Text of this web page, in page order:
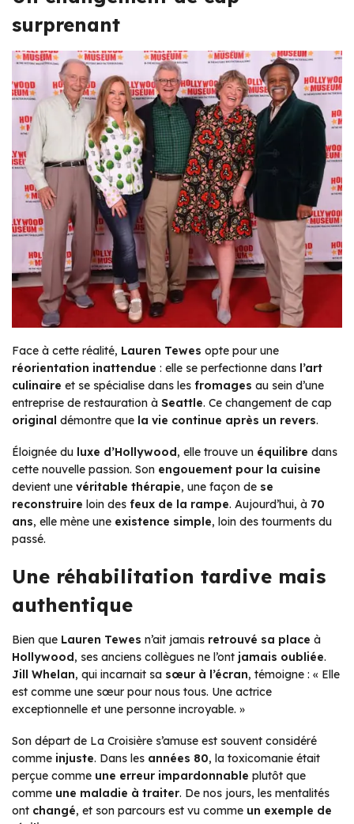
surprenant
Face à cette réalité, Lauren Tewes opte pour une
réorientation inattendue : elle se perfectionne dans l’art
culinaire et se spécialise dans les fromages au sein d’une
entreprise de restauration à Seattle. Ce changement de cap
original démontre que la vie continue après un revers.
Éloignée du luxe d’Hollywood , elle trouve un équilibre dans
cette nouvelle passion. Son engouement pour la cuisine
devient une véritable thérapie, une façon de se
reconstruire loin des feux de la rampe. Aujourd’hui, à 70
ans, elle mène une existence simple, loin des tourments du
passé.
Une réhabilitation tardive mais
authentique
Bien que Lauren Tewes n’ait jamais retrouvé sa place à
Hollywood , ses anciens collègues ne l’ont jamais oubliée.
Jill Whelan, qui incarnait sa sœur à l’écran, témoigne : « Elle
est comme une sœur pour nous tous. Une actrice
exceptionnelle et une personne incroyable. »
Son départ de La Croisière s’amuse est souvent considéré
comme injuste. Dans les années 80, la toxicomanie était
perçue comme une erreur impardonnable plutôt que
comme une maladie à traiter. De nos jours, les mentalités
ont changé, et son parcours est vu comme un exemple de